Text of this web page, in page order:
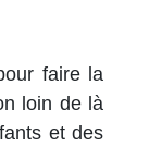
faire la
loin de là
et des